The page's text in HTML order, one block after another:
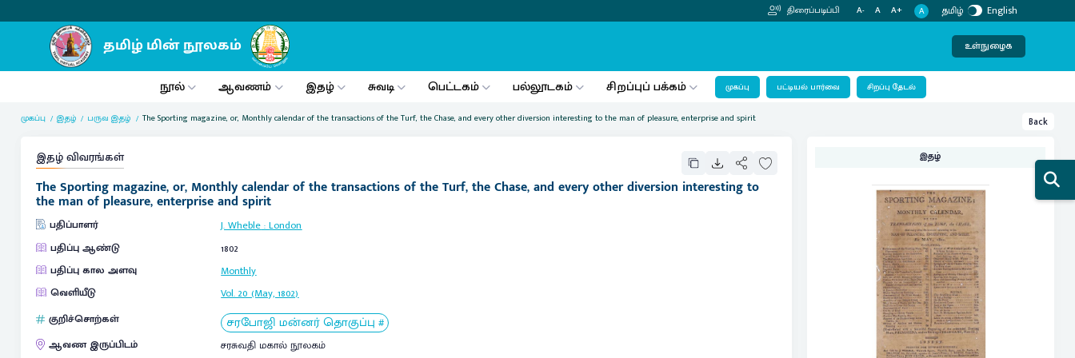
திரைப்படிப்பி A- A A+ A தமிழ் English
உள்நுழைக
நூல் ஆவணம் இதழ் சுவடி பெட்டகம் பல்லூடகம் சிறப்புப் பக்கம் முகப்பு பட்டியல் பார்வை சிறப்பு தேடல்
முகப்பு இதழ் பருவ இதழ் The Sporting magazine, or, Monthly calendar of the transactions of the Turf, the Chase, and every other diversion interesting to the man of pleasure, enterprise and spirit Back
இதழ் விவரங்கள்
The Sporting magazine, or, Monthly calendar of the transactions of the Turf, the Chase, and every other diversion interesting to
the man of pleasure, enterprise and spirit
பதிப்பாளர் J. Wheble:London
பதிப்பு ஆண்டு
1802
பதிப்பு கால அளவு
Monthly
வெளியீடு
Vol. 20 (May, 1802)
குறிச்சொற்கள்
சரபோஜி மன்னர் தொகுப்பு #
ஆவண இருப்பிடம் சரசுவதி மகால் நூலகம்
இதழ்